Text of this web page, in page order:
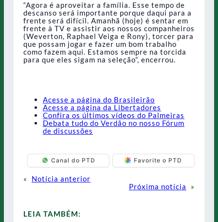
“Agora é aproveitar a família. Esse tempo de
descanso será importante porque daqui para a
frente será difícil. Amanhã (hoje) é sentar em
frente à TV e assistir aos nossos companheiros
(Weverton, Raphael Veiga e Rony), torcer para
que possam jogar e fazer um bom trabalho
como fazem aqui. Estamos sempre na torcida
para que eles sigam na seleção”, encerrou.
Acesse a página do Brasileirão
Acesse a página da Libertadores
Confira os últimos vídeos do Palmeiras
Debata tudo do Verdão no nosso Fórum
de discussões
Canal do PTD Favorite o PTD
«
Notícia anterior
Próxima notícia
»
LEIA TAMBÉM: